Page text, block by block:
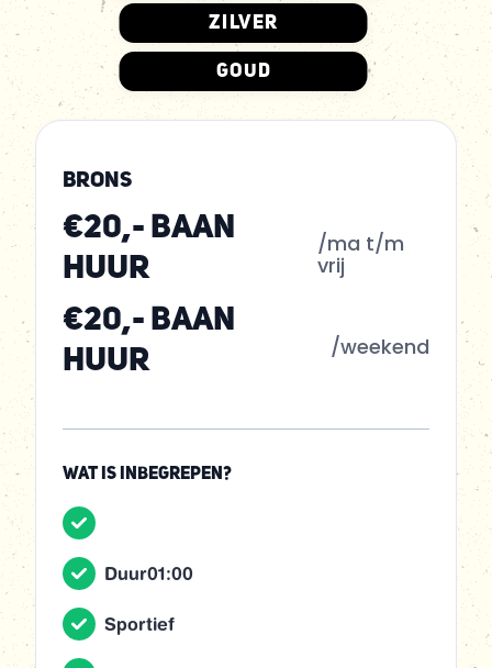
ZILVER
GOUD
BRONS
€20,- baan
huur
/ma t/m
vrij
€20,- baan
huur
/weekend
WAT IS INBEGREPEN?
Duur01:00
Sportief